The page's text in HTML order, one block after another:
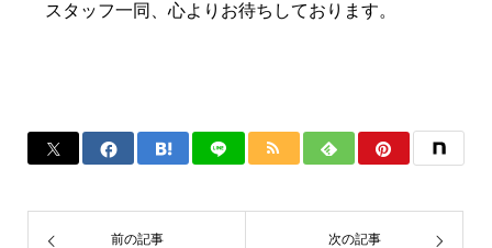
スタッフ一同、心よりお待ちしております。
前の記事 次の記事